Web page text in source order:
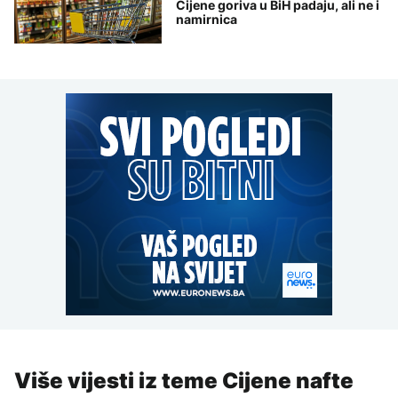
Cijene goriva u BiH padaju, ali ne i
namirnica
Više vijesti iz teme Cijene nafte